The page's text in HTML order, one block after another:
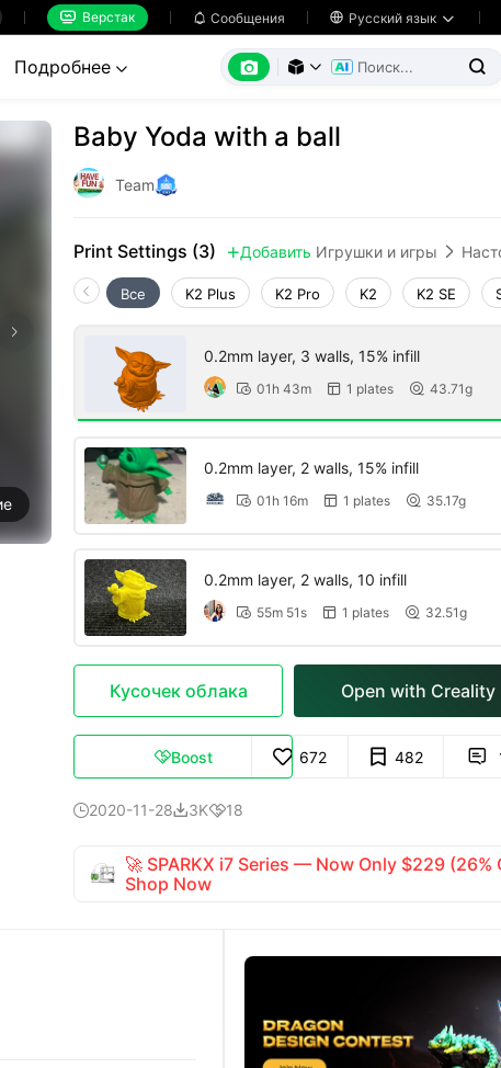
 Верстак  Сообщения  Русский язык 
Подробнее     
Baby Yoda with a ball
Team
Print Settings (3)  Добавить Игрушки и игры 
Все K2 Plus K2 Pro K2 K2 SE
0.2mm layer, 3 walls, 15% infill
 01h 43m  1 plates  43.71g
0.2mm layer, 2 walls, 15% infill
 01h 16m  1 plates  35.17g
0.2mm layer, 2 walls, 10 infill
 55m 51s  1 plates  32.51g
Кусочек облака Open with Creality
Boost 672 482 
2020-11-283K18
🚀 SPARKX i7 Series — Now Only $229 (26%
Shop Now